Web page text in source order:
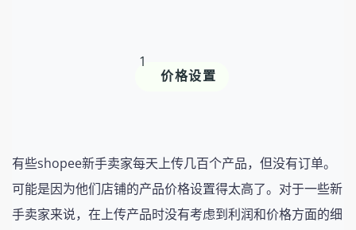
1
价格设置
有些shopee新手卖家每天上传几百个产品，但没有订单。
可能是因为他们店铺的产品价格设置得太高了。对于一些新
手卖家来说，在上传产品时没有考虑到利润和价格方面的细